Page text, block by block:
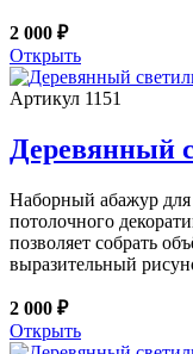
2 000 ₽
Открыть
Артикул 1151
Деревянный
Наборный абажур для
потолочного
позволяет собрать
выразительный
2 000 ₽
Открыть